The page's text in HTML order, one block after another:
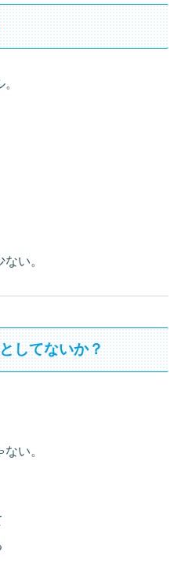
い。
してないか？
い。